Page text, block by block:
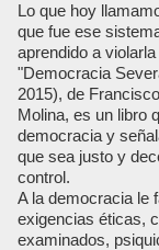
Lo que hoy
que fue ese
aprendido a
"Democracia
2015), de
Molina, es un libro
democracia y
que sea justo y
control.
A la democracia le
exigencias éticas,
examinados,